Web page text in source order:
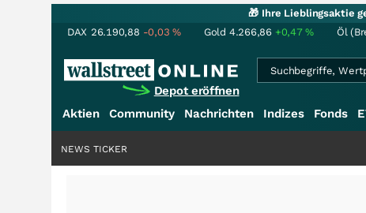
🎁 Ihre Lieblingsaktie
DAX 26.190,88 -0,03% Gold 4.266,86 +0,47% Öl
Depot eröffnen
Aktien Community Nachrichten Indizes Fonds
NEWS TICKER